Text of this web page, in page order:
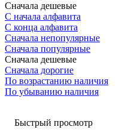
Сначала дешевые
С начала алфавита
С конца алфавита
Сначала непопулярные
Сначала популярные
Сначала дешевые
Сначала дорогие
По возрастанию наличия
По убыванию наличия
Быстрый просмотр